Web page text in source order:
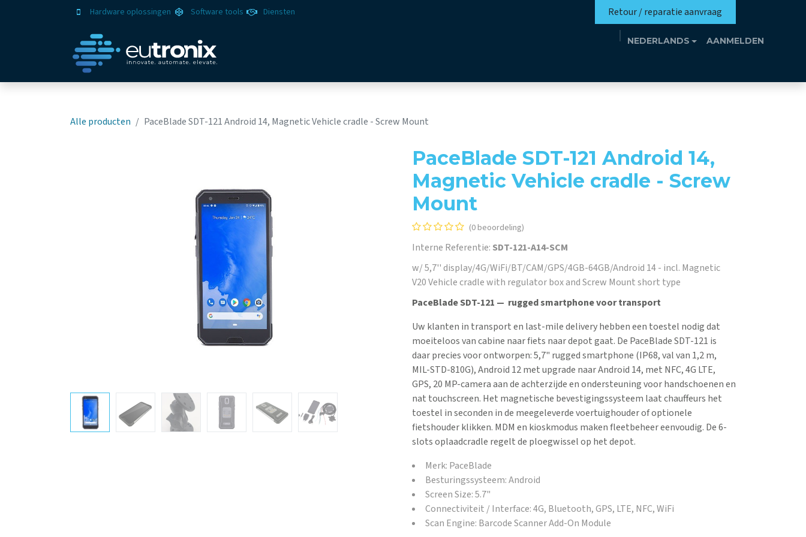
Hardware oplossingen Software tools Diensten Retour / reparatie aanvraag
NEDERLANDS AANMELDEN
Alle producten PaceBlade SDT-121 Android 14, Magnetic Vehicle cradle - Screw Mount
PaceBlade SDT-121 Android 14,
Magnetic Vehicle cradle - Screw
Mount
(0 beoordeling)
Interne Referentie: SDT-121-A14-SCM
w/ 5,7'' display/4G/WiFi/BT/CAM/GPS/4GB-64GB/Android 14 - incl. Magnetic
V20 Vehicle cradle with regulator box and Screw Mount short type
PaceBlade SDT-121 — rugged smartphone voor transport
Uw klanten in transport en last-mile delivery hebben een toestel nodig dat
moeiteloos van cabine naar fiets naar depot gaat. De PaceBlade SDT-121 is
daar precies voor ontworpen: 5,7" rugged smartphone (IP68, val van 1,2 m,
MIL-STD-810G), Android 12 met upgrade naar Android 14, met NFC, 4G LTE,
GPS, 20 MP-camera aan de achterzijde en ondersteuning voor handschoenen en
nat touchscreen. Het magnetische bevestigingssysteem laat chauffeurs het
toestel in seconden in de meegeleverde voertuighouder of optionele
fietshouder klikken. MDM en kioskmodus maken fleetbeheer eenvoudig. De 6-
slots oplaadcradle regelt de ploegwissel op het depot.​
Merk: PaceBlade
Besturingssysteem: Android
Screen Size: 5.7"
Connectiviteit / Interface: 4G, Bluetooth, GPS, LTE, NFC, WiFi
Scan Engine: Barcode Scanner Add-On Module